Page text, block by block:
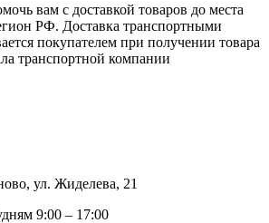
вам с доставкой товаров до места
РФ. Доставка транспортными
покупателем при получении товара
транспортной компании
ул. Жиделева, 21
9:00 – 17:00